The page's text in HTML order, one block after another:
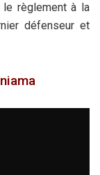
le règlement à la
défenseur et